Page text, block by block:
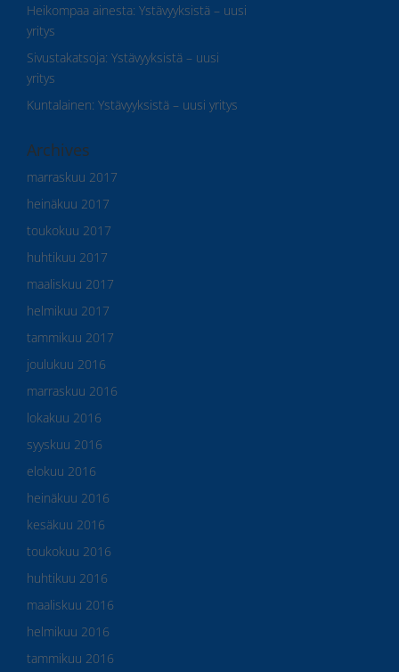
Heikompaa ainesta: Ystävyyksistä – uusi
yritys
Sivustakatsoja: Ystävyyksistä – uusi
yritys
Kuntalainen: Ystävyyksistä – uusi yritys
Archives
marraskuu 2017
heinäkuu 2017
toukokuu 2017
huhtikuu 2017
maaliskuu 2017
helmikuu 2017
tammikuu 2017
joulukuu 2016
marraskuu 2016
lokakuu 2016
syyskuu 2016
elokuu 2016
heinäkuu 2016
kesäkuu 2016
toukokuu 2016
huhtikuu 2016
maaliskuu 2016
helmikuu 2016
tammikuu 2016